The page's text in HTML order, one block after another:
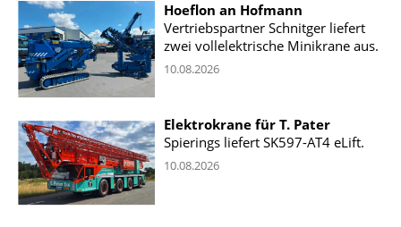
Hoeflon an Hofmann
Vertriebspartner Schnitger liefert
zwei vollelektrische Minikrane aus.
10.08.2026
Elektrokrane für T. Pater
Spierings liefert SK597-AT4 eLift.
10.08.2026